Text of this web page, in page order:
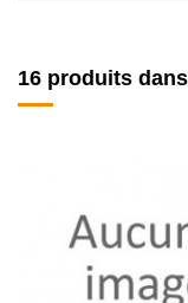
16 produits